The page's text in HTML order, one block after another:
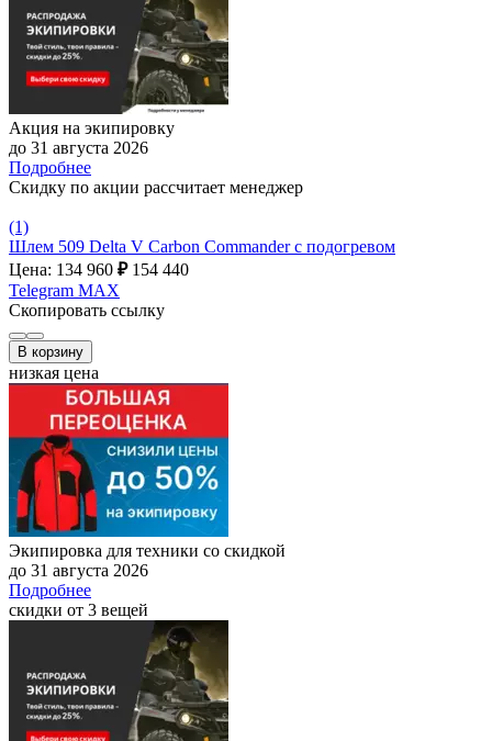
Акция на экипировку
до 31 августа 2026
Подробнее
Скидку по акции рассчитает менеджер
(1)
Шлем 509 Delta V Carbon Commander с подогревом
Цена: 134 960 ₽ 154 440
Telegram MAX
Скопировать ссылку
В корзину
низкая цена
Экипировка для техники со скидкой
до 31 августа 2026
Подробнее
скидки от 3 вещей